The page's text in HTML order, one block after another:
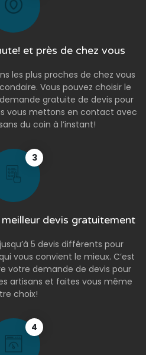
et près de chez vous
les plus proches de chez vous
Vous pouvez choisir le
gratuite de devis pour
vous mettons en contact avec
du coin à l’instant!
3
devis gratuitement
5 devis différents pour
vous convient le mieux. C’est
votre demande de devis pour
artisans et faites vous même
choix!
4